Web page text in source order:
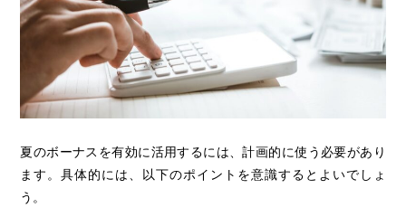
夏のボーナスを有効に活用するには、計画的に使う必要があり
ます。具体的には、以下のポイントを意識するとよいでしょ
う。